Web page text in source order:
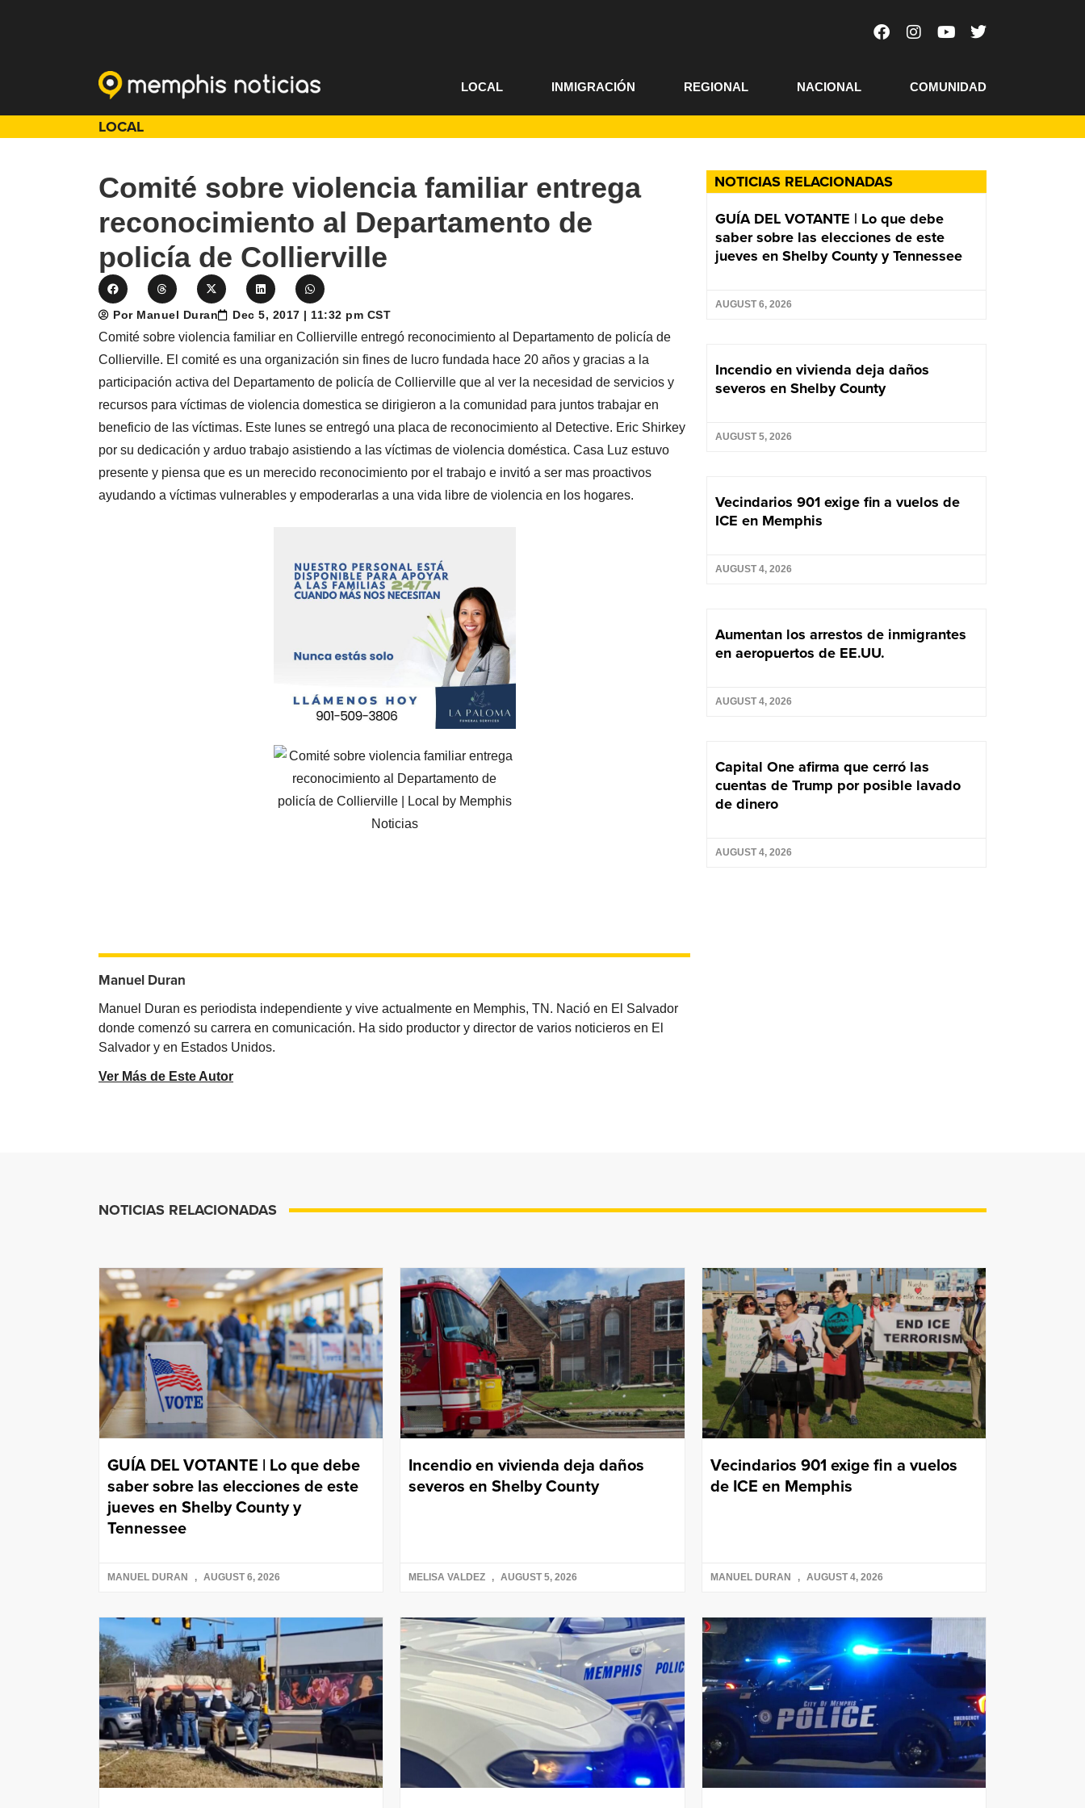
LOCAL INMIGRACIÓN REGIONAL NACIONAL COMUNIDAD
LOCAL
NOTICIAS RELACIONADAS
GUÍA DEL VOTANTE | Lo que debe
saber sobre las elecciones de este
jueves en Shelby County y Tennessee
AUGUST 6, 2026
Incendio en vivienda deja daños
severos en Shelby County
AUGUST 5, 2026
Vecindarios 901 exige fin a vuelos de
ICE en Memphis
AUGUST 4, 2026
Aumentan los arrestos de inmigrantes
en aeropuertos de EE.UU.
AUGUST 4, 2026
Capital One afirma que cerró las
cuentas de Trump por posible lavado
de dinero
AUGUST 4, 2026
Comité sobre violencia familiar entrega
reconocimiento al Departamento de
policía de Collierville
Por Manuel Duran Dec 5, 2017 | 11:32 pm CST
Comité sobre violencia familiar en Collierville entregó reconocimiento al Departamento de policía de
Collierville. El comité es una organización sin fines de lucro fundada hace 20 años y gracias a la
participación activa del Departamento de policía de Collierville que al ver la necesidad de servicios y
recursos para víctimas de violencia domestica se dirigieron a la comunidad para juntos trabajar en
beneficio de las víctimas. Este lunes se entregó una placa de reconocimiento al Detective. Eric Shirkey
por su dedicación y arduo trabajo asistiendo a las víctimas de violenciadoméstica. Casa Luz estuvo
presente y piensa que es un merecido reconocimiento por el trabajo e invitó a ser mas proactivos
ayudando a víctimas vulnerables y empoderarlas a una vida libre de violencia en los hogares.
Manuel Duran
Manuel Duran es periodista independiente y vive actualmente en Memphis, TN. Nació en El Salvador
donde comenzó su carrera en comunicación. Ha sido productor y director de varios noticieros en El
Salvador y en Estados Unidos.
Ver Más de Este Autor
NOTICIAS RELACIONADAS
GUÍA DEL VOTANTE | Lo que debe
saber sobre las elecciones de este
jueves en Shelby County y
Tennessee
MANUEL DURAN AUGUST 6, 2026
Incendio en vivienda deja daños
severos en Shelby County
MELISA VALDEZ AUGUST 5, 2026
Vecindarios 901 exige fin a vuelos
de ICE en Memphis
MANUEL DURAN AUGUST 4, 2026